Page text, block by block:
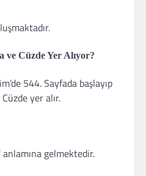
ve Cüzde Yer Alıyor?
544. Sayfada başlayıp
yer alır.
gelmektedir.